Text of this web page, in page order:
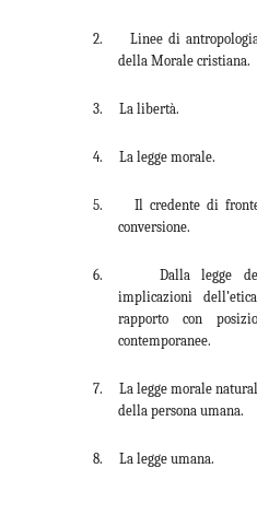
2. Linee di antropologia
della Morale cristiana.
3. La libertà.
4. La legge morale.
5. Il credente di fronte
conversione.
6. Dalla legge
implicazioni
rapporto con
contemporanee.
7. La legge morale
della persona umana.
8. La legge umana.